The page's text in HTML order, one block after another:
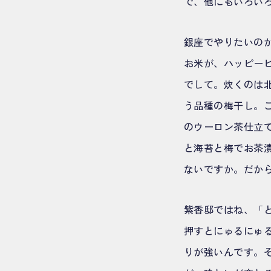
銀座でやりたいの
お米が、ハッピー
でして。炊くのは
う品種の梅干し。
のウーロン茶仕立
と海苔と梅でお茶
ないですか。だか
紫香邸ではね、「
押すとにゅるにゅ
りが強いんです。